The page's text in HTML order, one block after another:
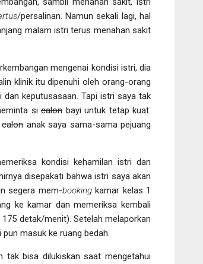
/persalinan. Namun sekali lagi, hal
malam istri terus menahan sakit
mengenai kondisi istri, dia
klinik itu dipenuhi oleh orang-orang
keputusasaan. Tapi istri saya tak
si calon bayi untuk tetap kuat.
calonanak saya sama-sama pejuang
kondisi kehamilan istri dan
disepakati bahwa istri saya akan
segera mem-bookingkamar kelas 1
ke kamar dan memeriksa kembali
detak/menit). Setelah melaporkan
masuk ke ruang bedah.
tak bisa dilukiskan saat mengetahui